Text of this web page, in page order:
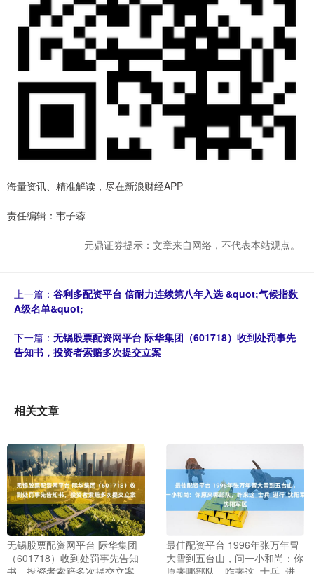
海量资讯、精准解读，尽在新浪财经APP
责任编辑：韦子蓉
元鼎证券提示：文章来自网络，不代表本站观点。
上一篇： 谷利多配资平台 倍耐力连续第八年入选 &quot;气候指数
A级名单&quot;
下一篇： 无锡股票配资网平台 际华集团（601718）收到处罚事先
告知书，投资者索赔多次提交立案
相关文章
无锡股票配资网平台 际华集团
（601718）收到处罚事先告知
书，投资者索赔多次提交立案
最佳配资平台 1996年张万年冒
大雪到五台山，问一小和尚：你
原来哪部队，咋来这_士兵_进